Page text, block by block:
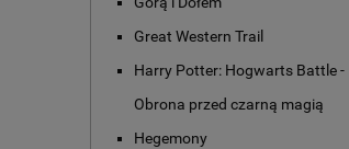
Great Western Trail
Harry Potter: Hogwarts Battle -
Obrona przed czarną magią
Hegemony